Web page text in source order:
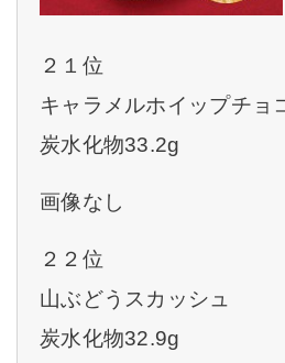
２１位
キャラメルホイップチョ
炭水化物33.2g
画像なし
２２位
山ぶどうスカッシュ
炭水化物32.9g